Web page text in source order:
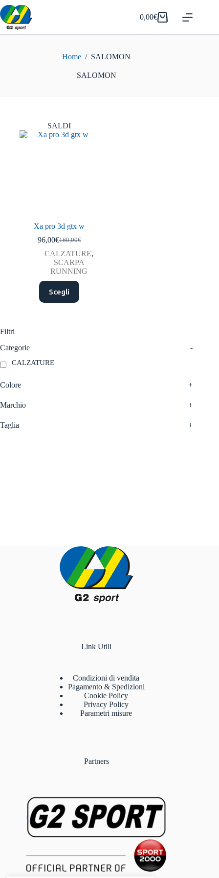
Salta
al
contenuto
Carrello
0,00€
Home / SALOMON
SALOMON
SALDI
Xa pro 3d gtx w
160,00€
Il
prezzo
originale
era:
160,00€.
96,00€Il
prezzo
attuale
è:
96,00€.
CALZATURE,
SCARPA
RUNNING
Scegli
Questo
prodotto
ha
Filtri
Categorie
-
CALZATURE
Colore +
Marchio +
Taglia +
Link Utili
Condizioni di vendita
Pagamento & Spedizioni
Cookie Policy
Privacy Policy
Parametri misure
Partners